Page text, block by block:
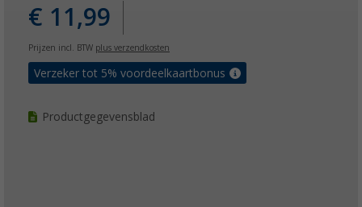
€ 11,99
Prijzen incl. BTW plus verzendkosten
Verzeker tot 5% voordeelkaartbonus
Productgegevensblad